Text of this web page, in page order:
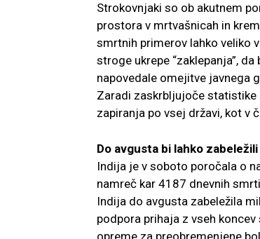
Strokovnjaki so ob akutnem
prostora v mrtvašnicah in
smrtnih primerov lahko veliko
stroge ukrepe “zaklepanja”,
napovedale omejitve javnega
Zaradi zaskrbljujoče statistike
zapiranja po vsej državi, kot v
Do avgusta bi lahko
Indija je v soboto poročala o
namreč kar 4187 dnevnih
Indija do avgusta zabeležila
podpora prihaja z vseh